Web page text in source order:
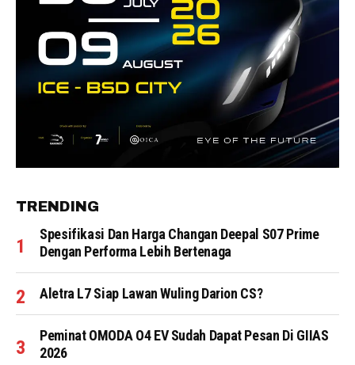
TRENDING
Spesifikasi Dan Harga Changan Deepal S07 Prime
Dengan Performa Lebih Bertenaga
Aletra L7 Siap Lawan Wuling Darion CS?
Peminat OMODA O4 EV Sudah Dapat Pesan Di GIIAS
2026